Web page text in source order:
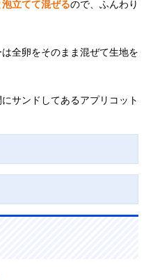
立てて混ぜるので、ふんわり
全卵をそのまま混ぜて生地を
サンドしてあるアプリコット